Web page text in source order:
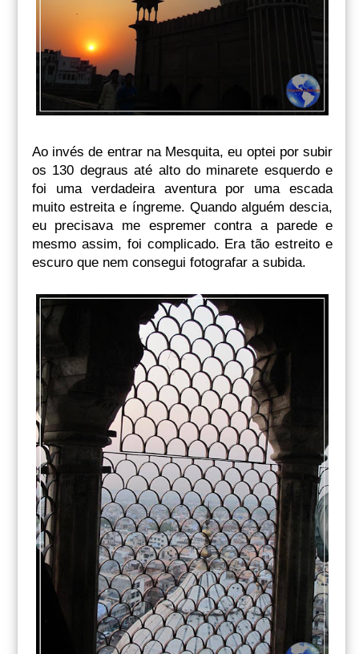
Ao invés de entrar na Mesquita, eu optei por subir
os 130 degraus até alto do minarete esquerdo e
foi uma verdadeira aventura por uma escada
muito estreita e íngreme. Quando alguém descia,
eu precisava me espremer contra a parede e
mesmo assim, foi complicado. Era tão estreito e
escuro que nem consegui fotografar a subida.